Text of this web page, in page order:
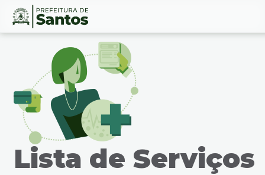
Ir
Conteúdo
Lista de Serviços